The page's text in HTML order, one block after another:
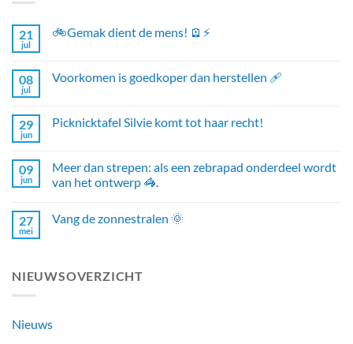
21
jul
🚲Gemak dient de mens! 🪫⚡
08
jul
Voorkomen is goedkoper dan herstellen 🩹
29
jun
Picknicktafel Silvie komt tot haar recht!
09
jun
Meer dan strepen: als een zebrapad onderdeel wordt
van het ontwerp 🦓.
27
mei
Vang de zonnestralen 🌞
NIEUWSOVERZICHT
Nieuws